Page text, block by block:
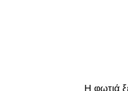
Η φωτιά